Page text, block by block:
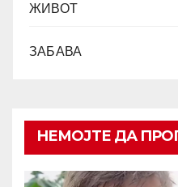
ЖИВОТ
ЗАБАВА
НЕМОЈТЕ ДА